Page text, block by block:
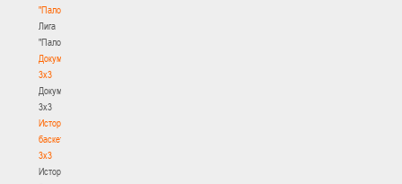
"Палова"
Лига
"Палова"
Документы
3х3
Документы
3х3
История
баскетбола
3х3
История